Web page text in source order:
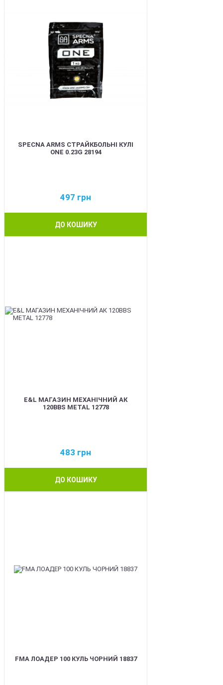
SPECNA ARMS СТРАЙКБОЛЬНІ КУЛІ
ONE 0.23G 28194
497 грн
ДО КОШИКУ
E&L МАГАЗИН МЕХАНІЧНИЙ АК
120BBS METAL 12778
483 грн
ДО КОШИКУ
FMA ЛОАДЕР 100 КУЛЬ ЧОРНИЙ 18837